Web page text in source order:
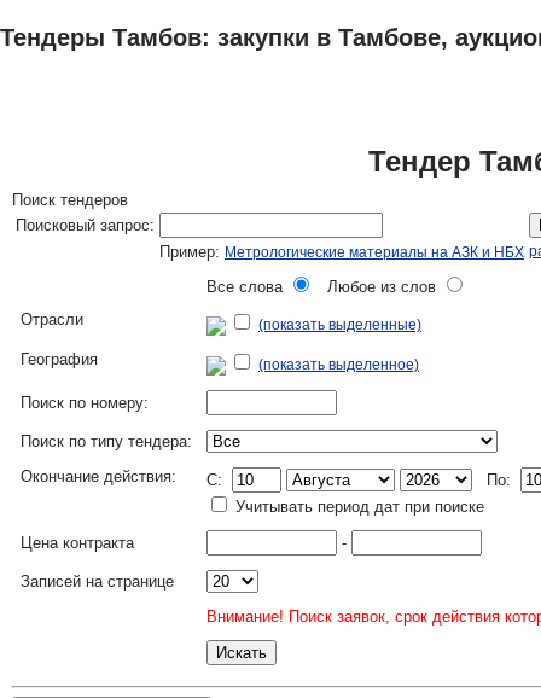
Тендеры Тамбов: закупки в Тамбове,
Тендер
Поиск тендеров
Поисковый запрос:
Пример: Метрологические материалы на АЗК и НБХ
Все слова
Любое из слов
Отрасли
(показать выделенные)
География (показать выделенное)
Поиск по номеру:
Поиск по типу тендера:
Окончание действия:
C:
По:
Учитывать период дат при поиске
Цена контракта
-
Записей на странице
Внимание! Поиск заявок, срок действия